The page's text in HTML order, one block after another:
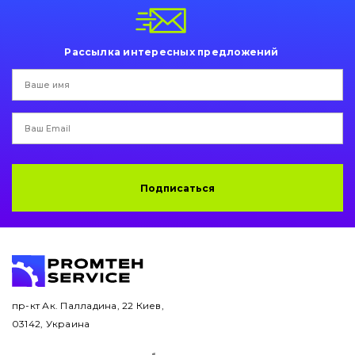
Гидравлика
Трансмиссия
Навесное оборудование
Буровой инструмент
Рассылка интересных предложений
Подписаться
пр-кт Ак. Палладина, 22 Киев,
03142, Украина